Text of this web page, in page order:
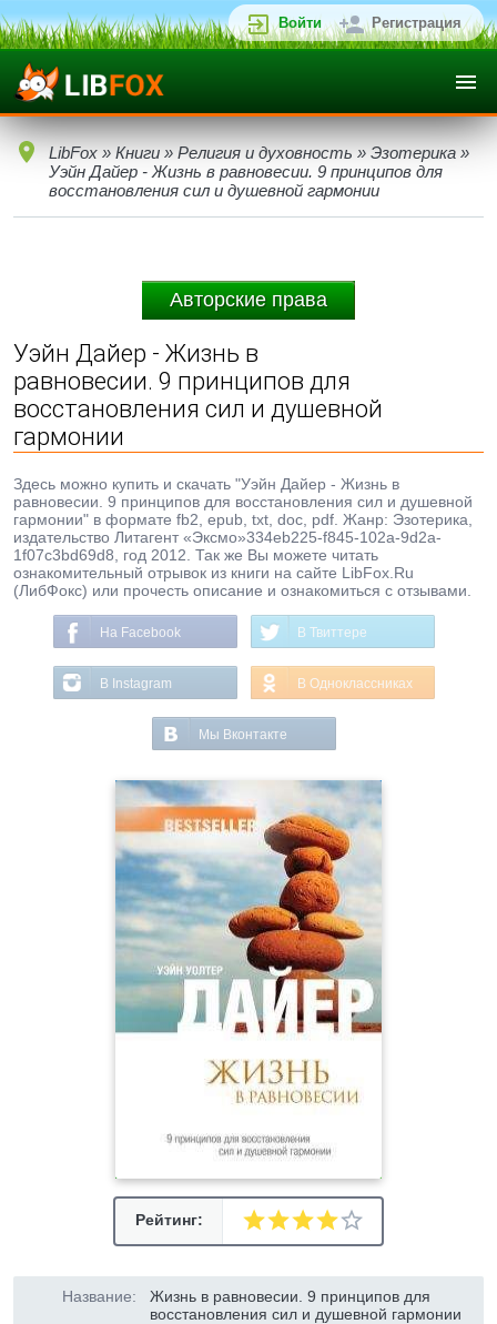
Войти Регистрация
LibFox » Книги » Религия и духовность » Эзотерика »
Уэйн Дайер - Жизнь в равновесии. 9 принципов для
восстановления сил и душевной гармонии
Авторские права
Уэйн Дайер - Жизнь в
равновесии. 9 принципов для
восстановления сил и душевной
гармонии
Здесь можно купить и скачать "Уэйн Дайер - Жизнь в
равновесии. 9 принципов для восстановления сил и душевной
гармонии" в формате fb2, epub, txt, doc, pdf. Жанр: Эзотерика,
издательство Литагент «Эксмо»334eb225-f845-102a-9d2a-
1f07c3bd69d8, год 2012. Так же Вы можете читать
ознакомительный отрывок из книги на сайте LibFox.Ru
(ЛибФокс) или прочесть описание и ознакомиться с отзывами.
На Facebook В Твиттере
В Instagram В Одноклассниках
Мы Вконтакте
Рейтинг:
Название:
Жизнь в равновесии. 9 принципов для
восстановления сил и душевной гармонии